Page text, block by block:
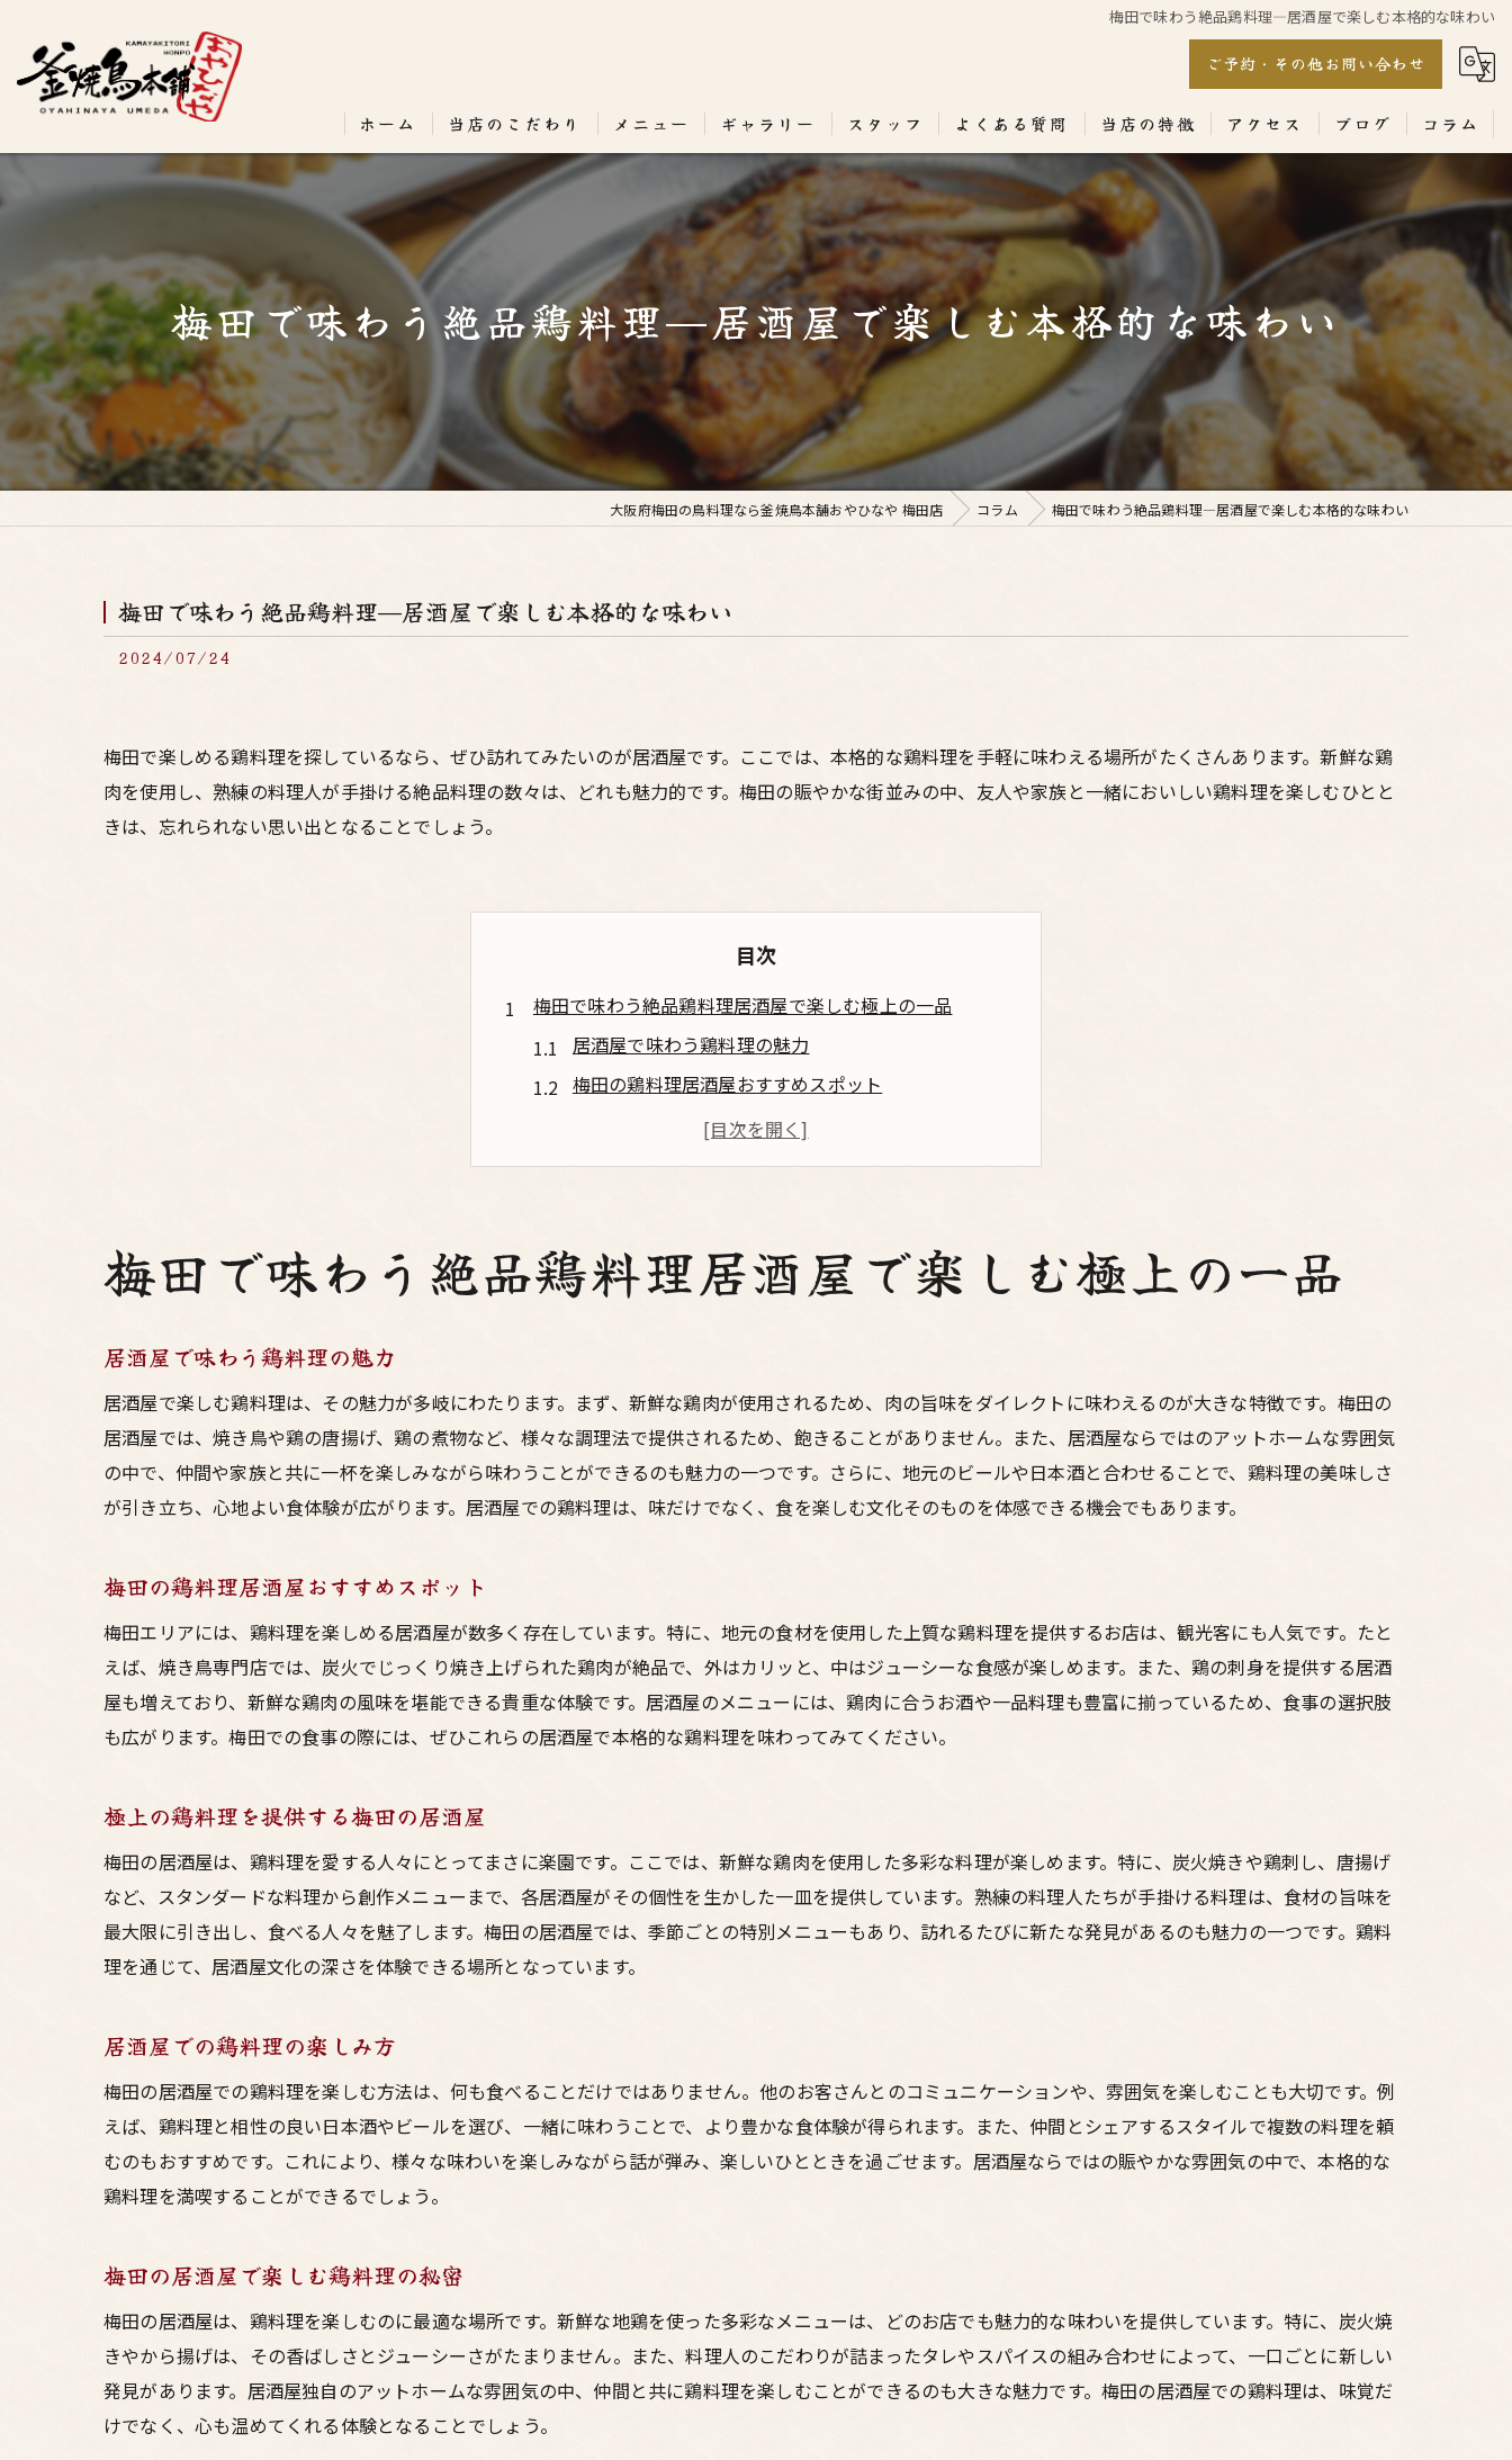
梅田で味わう絶品鶏料理—居酒屋で楽しむ本格的な味わい
ご予約・その他お問い合わせ
ホーム 当店のこだわり メニュー ギャラリー スタッフ よくある質問 当店の特徴
居酒屋
専門店
ランチ
テイクアウト
コース
アクセス ブログ コラム
梅田で味わう絶品鶏料理—居酒屋で楽しむ本格的な味わい
大阪府梅田の鳥料理なら釜焼鳥本舗おやひなや 梅田店 コラム 梅田で味わう絶品鶏料理—居酒屋で楽しむ本格的な味わい
梅田で味わう絶品鶏料理—居酒屋で楽しむ本格的な味わい
2024/07/24
梅田で楽しめる鶏料理を探しているなら、ぜひ訪れてみたいのが居酒屋です。ここでは、本格的な鶏料理を手軽に味わえる場所がたくさんあります。新鮮な鶏
肉を使用し、熟練の料理人が手掛ける絶品料理の数々は、どれも魅力的です。梅田の賑やかな街並みの中、友人や家族と一緒においしい鶏料理を楽しむひとと
きは、忘れられない思い出となることでしょう。
目次
梅田で味わう絶品鶏料理居酒屋で楽しむ極上の一品
居酒屋で味わう鶏料理の魅力
梅田の鶏料理居酒屋おすすめスポット
極上の鶏料理を提供する梅田の居酒屋
居酒屋での鶏料理の楽しみ方
梅田の居酒屋で絶品鶏料理新鮮な鶏肉を堪能
居酒屋で堪能する新鮮鶏料理のコツ
新鮮な鶏肉を楽しむ梅田の居酒屋ガイド
梅田の居酒屋で新鮮な鶏料理を満喫
新鮮な鶏肉を楽しむための居酒屋選び
現代の技が光る鶏料理居酒屋
伝統と革新が織りなす鶏料理の魅力
梅田の居酒屋で楽しむ鶏料理の変遷
伝統の味を守り続ける梅田の居酒屋
梅田の街歩きと鶏料理の楽しみ方
賑やかな梅田の居酒屋で鶏料理を味わう
梅田の風景と共に楽しむ鶏料理
梅田で見つける居酒屋の絶品鶏料理友人や家族と一緒に
友人と楽しむ梅田の鶏料理居酒屋
梅田の居酒屋で共有する鶏料理の喜び
居酒屋で味わう梅田の鶏料理豊かな風味と熟練の技
梅田で味わう絶品鶏料理居酒屋で楽しむ極上の一品
居酒屋で味わう鶏料理の魅力
居酒屋で楽しむ鶏料理は、その魅力が多岐にわたります。まず、新鮮な鶏肉が使用されるため、肉の旨味をダイレクトに味わえるのが大きな特徴です。梅田の
居酒屋では、焼き鳥や鶏の唐揚げ、鶏の煮物など、様々な調理法で提供されるため、飽きることがありません。また、居酒屋ならではのアットホームな雰囲気
の中で、仲間や家族と共に一杯を楽しみながら味わうことができるのも魅力の一つです。さらに、地元のビールや日本酒と合わせることで、鶏料理の美味しさ
が引き立ち、心地よい食体験が広がります。居酒屋での鶏料理は、味だけでなく、食を楽しむ文化そのものを体感できる機会でもあります。
梅田の鶏料理居酒屋おすすめスポット
梅田エリアには、鶏料理を楽しめる居酒屋が数多く存在しています。特に、地元の食材を使用した上質な鶏料理を提供するお店は、観光客にも人気です。たと
えば、焼き鳥専門店では、炭火でじっくり焼き上げられた鶏肉が絶品で、外はカリッと、中はジューシーな食感が楽しめます。また、鶏の刺身を提供する居酒
屋も増えており、新鮮な鶏肉の風味を堪能できる貴重な体験です。居酒屋のメニューには、鶏肉に合うお酒や一品料理も豊富に揃っているため、食事の選択肢
も広がります。梅田での食事の際には、ぜひこれらの居酒屋で本格的な鶏料理を味わってみてください。
極上の鶏料理を提供する梅田の居酒屋
梅田の居酒屋は、鶏料理を愛する人々にとってまさに楽園です。ここでは、新鮮な鶏肉を使用した多彩な料理が楽しめます。特に、炭火焼きや鶏刺し、唐揚げ
など、スタンダードな料理から創作メニューまで、各居酒屋がその個性を生かした一皿を提供しています。熟練の料理人たちが手掛ける料理は、食材の旨味を
最大限に引き出し、食べる人々を魅了します。梅田の居酒屋では、季節ごとの特別メニューもあり、訪れるたびに新たな発見があるのも魅力の一つです。鶏料
理を通じて、居酒屋文化の深さを体験できる場所となっています。
居酒屋での鶏料理の楽しみ方
梅田の居酒屋での鶏料理を楽しむ方法は、何も食べることだけではありません。他のお客さんとのコミュニケーションや、雰囲気を楽しむことも大切です。例
えば、鶏料理と相性の良い日本酒やビールを選び、一緒に味わうことで、より豊かな食体験が得られます。また、仲間とシェアするスタイルで複数の料理を頼
むのもおすすめです。これにより、様々な味わいを楽しみながら話が弾み、楽しいひとときを過ごせます。居酒屋ならではの賑やかな雰囲気の中で、本格的な
鶏料理を満喫することができるでしょう。
梅田の居酒屋で楽しむ鶏料理の秘密
梅田の居酒屋は、鶏料理を楽しむのに最適な場所です。新鮮な地鶏を使った多彩なメニューは、どのお店でも魅力的な味わいを提供しています。特に、炭火焼
きやから揚げは、その香ばしさとジューシーさがたまりません。また、料理人のこだわりが詰まったタレやスパイスの組み合わせによって、一口ごとに新しい
発見があります。居酒屋独自のアットホームな雰囲気の中、仲間と共に鶏料理を楽しむことができるのも大きな魅力です。梅田の居酒屋での鶏料理は、味覚だ
けでなく、心も温めてくれる体験となることでしょう。